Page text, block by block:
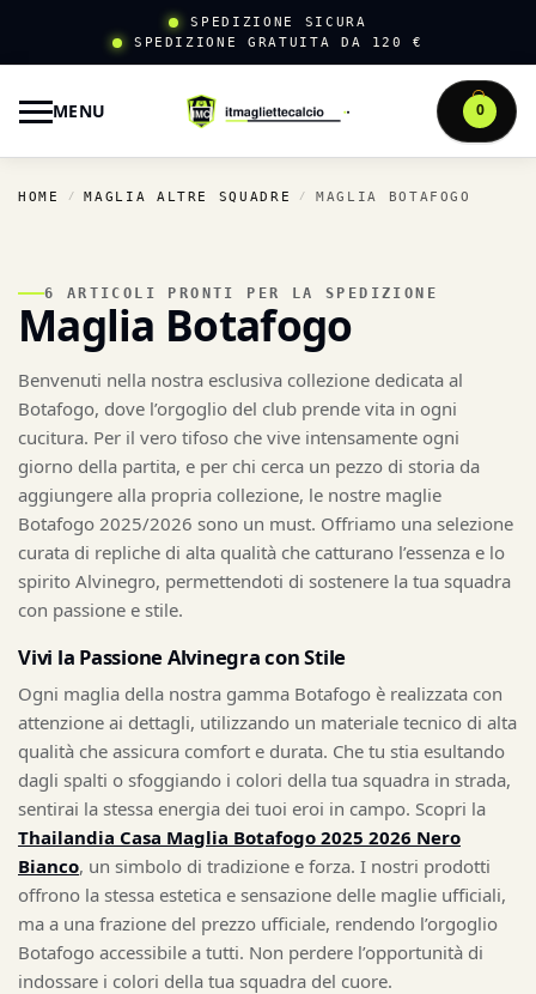
SPEDIZIONE SICURA
SPEDIZIONE GRATUITA DA 120 €
MENU 0
HOME / MAGLIA ALTRE SQUADRE / MAGLIA BOTAFOGO
6 ARTICOLI PRONTI PER LA SPEDIZIONE
Maglia Botafogo
Benvenuti nella nostra esclusiva collezione dedicata al
Botafogo, dove l’orgoglio del club prende vita in ogni
cucitura. Per il vero tifoso che vive intensamente ogni
giorno della partita, e per chi cerca un pezzo di storia da
aggiungere alla propria collezione, le nostre maglie
Botafogo 2025/2026 sono un must. Offriamo una selezione
curata di repliche di alta qualità che catturano l’essenza e lo
spirito Alvinegro, permettendoti di sostenere la tua squadra
con passione e stile.
Vivi la Passione Alvinegra con Stile
Ogni maglia della nostra gamma Botafogo è realizzata con
attenzione ai dettagli, utilizzando un materiale tecnico di alta
qualità che assicura comfort e durata. Che tu stia esultando
dagli spalti o sfoggiando i colori della tua squadra in strada,
sentirai la stessa energia dei tuoi eroi in campo. Scopri la
Thailandia Casa Maglia Botafogo 2025 2026 Nero
Bianco, un simbolo di tradizione e forza. I nostri prodotti
offrono la stessa estetica e sensazione delle maglie ufficiali,
ma a una frazione del prezzo ufficiale, rendendo l’orgoglio
Botafogo accessibile a tutti. Non perdere l’opportunità di
indossare i colori della tua squadra del cuore.